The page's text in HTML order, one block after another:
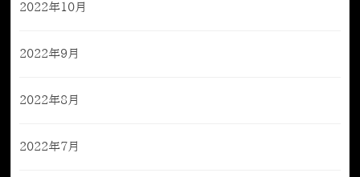
2022年10月
2022年9月
2022年8月
2022年7月